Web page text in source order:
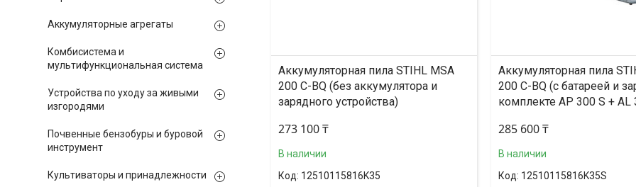
Аккумуляторная пила STIHL MSA
200 C-BQ (без аккумулятора и
зарядного устройства)
273 100 ₸
В наличии
12510115816K35
Аккумуляторная пила
200 C-BQ (с батареей и
комплекте AP 300 S + AL
285 600 ₸
В наличии
12510115816K35S
Аккумуляторные агрегаты
Комбисистема и
мультифункциональная система
Устройства по уходу за живыми
изгородями
Почвенные бензобуры и буровой
инструмент
Культиваторы и принадлежности